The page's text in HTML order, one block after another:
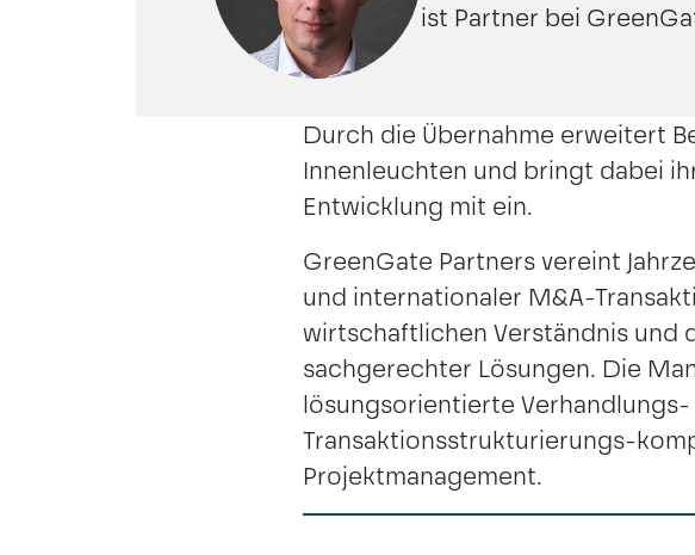
ist Partner bei
Durch die Übernahme erweitert
Innenleuchten und bringt dabei
Entwicklung mit ein.
GreenGate Partners vereint
und internationaler M&A-
wirtschaftlichen Verständnis und
sachgerechter Lösungen. Die
lösungsorientierte
Transaktionsstrukturierungs-
Projektmanagement.